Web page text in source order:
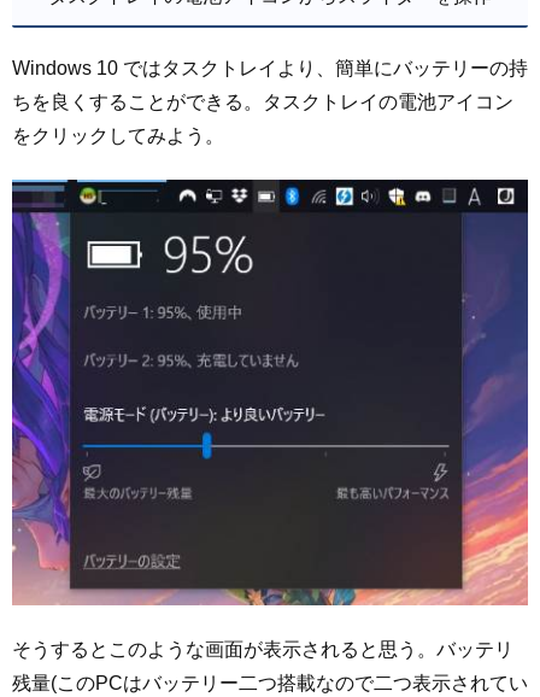
Windows 10 ではタスクトレイより、簡単にバッテリーの持
ちを良くすることができる。タスクトレイの電池アイコン
をクリックしてみよう。
そうするとこのような画面が表示されると思う。バッテリ
残量(このPCはバッテリー二つ搭載なので二つ表示されてい